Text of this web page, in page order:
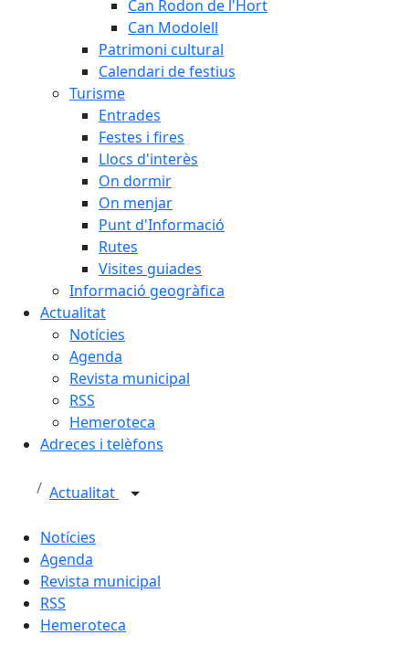
Can Rodon de l'Hort
Can Modolell
Patrimoni cultural
Calendari de festius
Turisme
Entrades
Festes i fires
Llocs d'interès
On dormir
On menjar
Punt d'Informació
Rutes
Visites guiades
Informació geogràfica
Actualitat
Notícies
Agenda
Revista municipal
RSS
Hemeroteca
Adreces i telèfons
Actualitat
Notícies
Agenda
Revista municipal
RSS
Hemeroteca